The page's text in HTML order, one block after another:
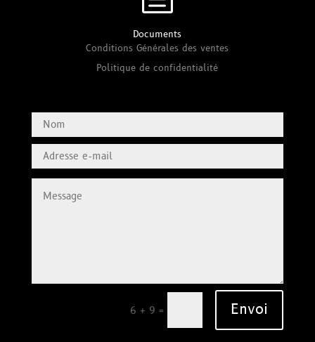
Documents
Conditions Générales des ventes
Politique de confidentialité
6 + 9 = Envoi